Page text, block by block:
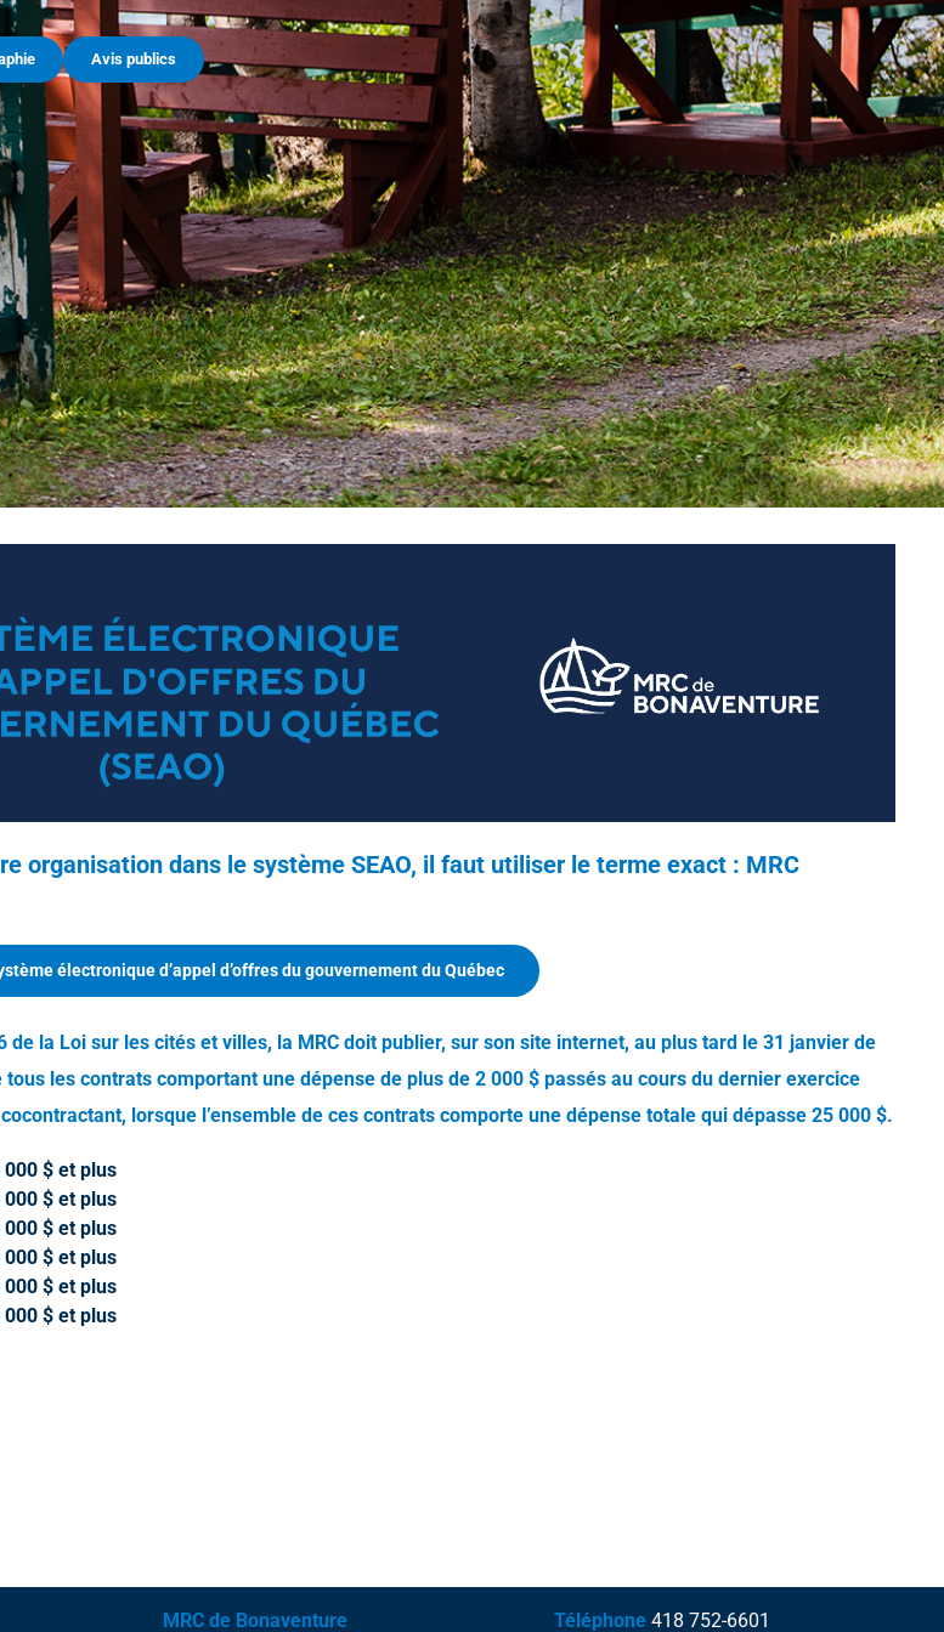
Avis publics
organisation dans le système SEAO, il faut utiliser le terme exact : MRC
électronique d’appel d’offres du gouvernement du Québec
de la Loi sur les cités et villes, la MRC doit publier, sur son site internet, au plus tard le 31 janvier de
les contrats comportant une dépense de plus de 2 000 $ passés au cours du dernier exercice
lorsque l’ensemble de ces contrats comporte une dépense totale qui dépasse 25 000 $.
$ et plus
$ et plus
$ et plus
$ et plus
$ et plus
$ et plus
MRC de Bonaventure Téléphone418 752-6601